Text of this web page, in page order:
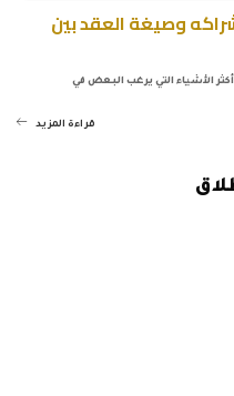
وصيغة العقد بين
الأشياء التي يرغب البعض في
قراءة المزيد